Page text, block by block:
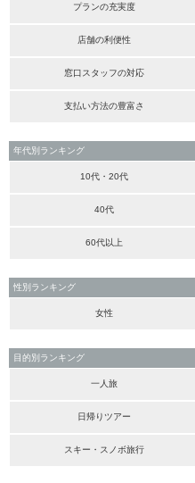
プランの充実度
店舗の利便性
窓口スタッフの対応
支払い方法の豊富さ
年代別ランキング
10代・20代
40代
60代以上
性別ランキング
女性
目的別ランキング
一人旅
日帰りツアー
スキー・スノボ旅行